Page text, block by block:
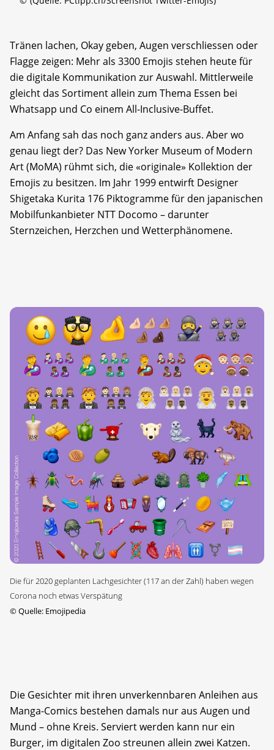
Tränen lachen, Okay geben, Augen verschliessen oder
Flagge zeigen: Mehr als 3300 Emojis stehen heute für
die digitale Kommunikation zur Auswahl. Mittlerweile
gleicht das Sortiment allein zum Thema Essen bei
Whatsapp und Co einem All-Inclusive-Buffet.
Am Anfang sah das noch ganz anders aus. Aber wo
genau liegt der? Das New Yorker Museum of Modern
Art (MoMA) rühmt sich, die «originale» Kollektion der
Emojis zu besitzen. Im Jahr 1999 entwirft Designer
Shigetaka Kurita 176 Piktogramme für den japanischen
Mobilfunkanbieter NTT Docomo – darunter
Sternzeichen, Herzchen und Wetterphänomene.
Die für 2020 geplanten Lachgesichter (117 an der Zahl) haben wegen
Corona noch etwas Verspätung
©Quelle: Emojipedia
Die Gesichter mit ihren unverkennbaren Anleihen aus
Manga-Comics bestehen damals nur aus Augen und
Mund – ohne Kreis. Serviert werden kann nur ein
Burger, im digitalen Zoo streunen allein zwei Katzen.